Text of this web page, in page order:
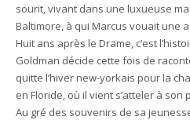
sourit, vivant dans une luxueuse
Baltimore, à qui Marcus vouait une
Huit ans après le Drame, c’est
Goldman décide cette fois de
quitte l’hiver new-yorkais pour la
en Floride, où il vient s’atteler à son
Au gré des souvenirs de sa